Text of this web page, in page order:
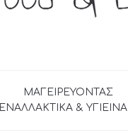
ΜΑΓΕΙΡΕΥΟΝΤΑΣ
ΕΝΑΛΛΑΚΤΙΚΑ & ΥΓΙΕΙΝΑ